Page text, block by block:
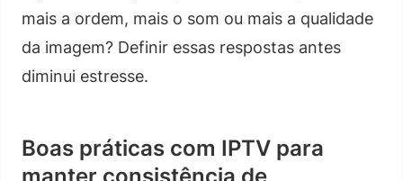
mais a ordem, mais o som ou mais a qualidade
da imagem? Definir essas respostas antes
diminui estresse.
Boas práticas com IPTV para